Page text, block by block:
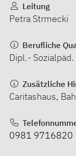
Leitung
Petra Strmecki
Berufliche
Dipl.- Sozialpäd.
Zusätzliche
Caritashaus,
0981 9716820